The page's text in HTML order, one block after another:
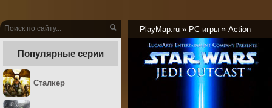
PlayMap.ru » PC игры » Action
Популярные серии
Сталкер